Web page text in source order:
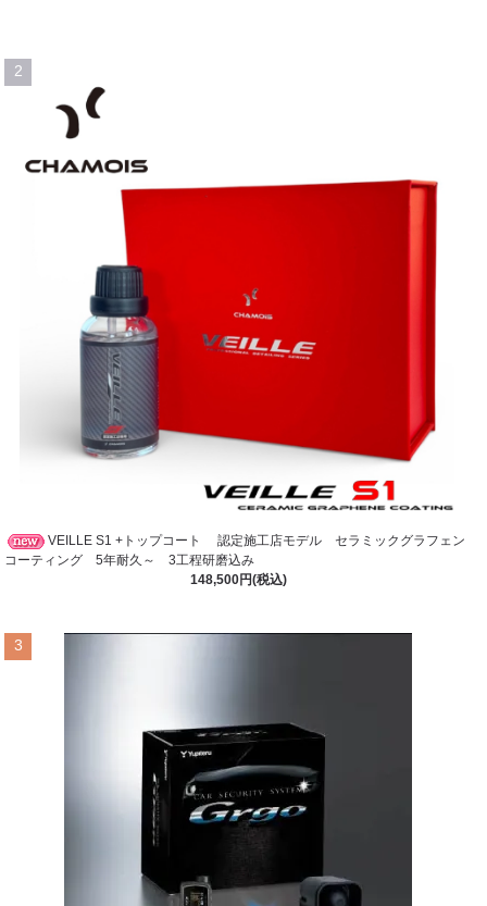
2
VEILLE S1 +トップコート 認定施工店モデル セラミックグラフェン
コーティング 5年耐久～ 3工程研磨込み
148,500円(税込)
3